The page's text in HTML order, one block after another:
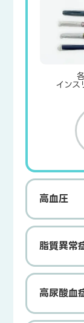
インス
高血圧
脂質異常
高尿酸血